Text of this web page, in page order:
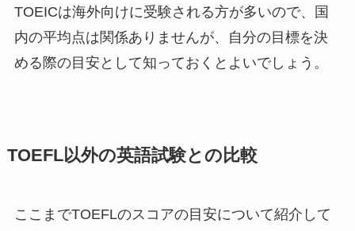
TOEICは海外向けに受験される方が多いので、国
内の平均点は関係ありませんが、自分の目標を決
める際の目安として知っておくとよいでしょう。
TOEFL以外の英語試験との比較
ここまでTOEFLのスコアの目安について紹介して